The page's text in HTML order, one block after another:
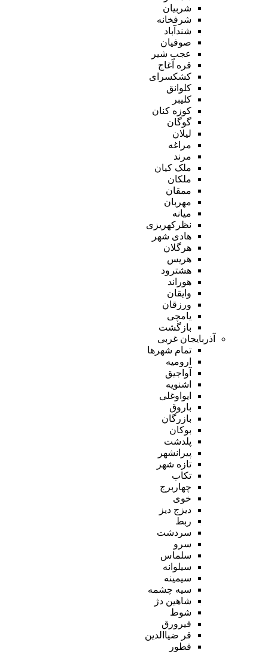
شربیان
شرفخانه
شندآباد
صوفیان
عجب شیر
قره آغاج
کشکسرای
کلوانق
کلیبر
کوزه کنان
گوگان
لیلان
مراغه
مرند
ملک کیان
ملکان
ممقان
مهربان
میانه
نظرکهریزی
هادی شهر
هرگلان
هریس
هشترود
هوراند
وایقان
ورزقان
یامچی
بازگشت
آذربایجان غربی
تمام شهر‌ها
ارومیه
آواجیق
اشنویه
ایواوغلی
باروق
بازرگان
بوکان
پلدشت
پیرانشهر
تازه شهر
تکاب
چهاربرج
خوی
دیزج دیز
ربط
سردشت
سرو
سلماس
سیلوانه
سیمینه
سیه چشمه
شاهین دژ
شوط
فیرورق
قر ضیاالدین
قطور